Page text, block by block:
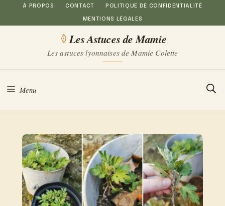
Aller
au
À PROPOS CONTACT POLITIQUE DE CONFIDENTIALITÉ
MENTIONS LÉGALES
Les Astuces de Mamie
Les astuces lyonnaises de Mamie Colette
Menu